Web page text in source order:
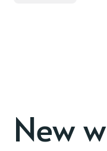
New